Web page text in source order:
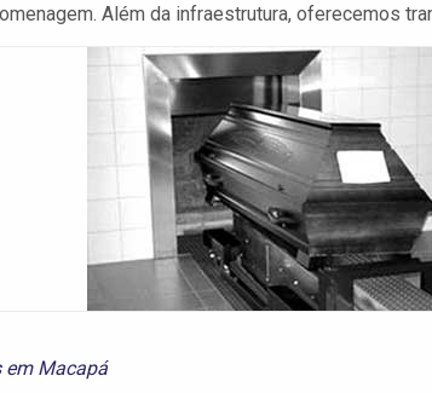
Além da infraestrutura, oferecemos
em Macapá